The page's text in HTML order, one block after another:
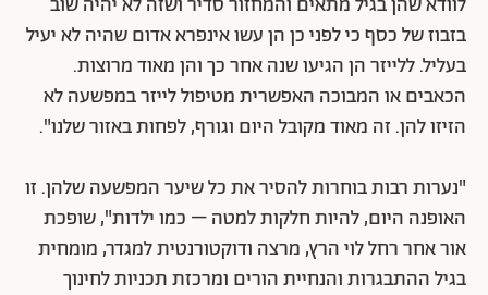
בזבוז של כסף כי לפני כן הן עשו אינפרא אדום שהיה לא יעיל
בעליל. ללייזר הן הגיעו שנה אחר כך והן מאוד מרוצות.
הכאבים או המבוכה האפשרית מטיפול לייזר במפשעה לא
הזיזו להן. זה מאוד מקובל היום וגורף, לפחות באזור שלנו".
"נערות רבות בוחרות להסיר את כל שיער המפשעה שלהן. זו
האופנה היום, להיות חלקות למטה – כמו ילדות", שופכת
אור אחר רחל לוי הרץ, מרצה ודוקטורנטית למגדר, מומחית
בגיל ההתבגרות והנחיית הורים ומרכזת תכניות לחינוך